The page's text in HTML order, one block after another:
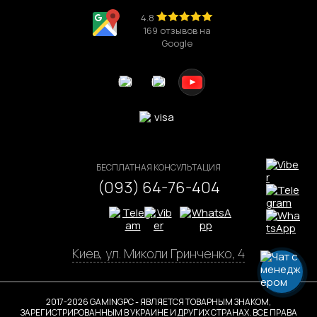
💰по цене 70 490 грн
Игровой компьютер Core Ultra 7 265K / RTX
💰по цене 350 776 грн
2026 года это:
Игровой компьютер Core i3 13100 / RTX 3050 /
Игровой компьютер Ryzen 9 9950X3D / RTX
4.8
169 отзывов на
Google
БЕСПЛАТНАЯ КОНСУЛЬТАЦИЯ
(093) 64-76-404
Киев, ул. Миколи Гринченко, 4
2017-2026 GAMINGPC - ЯВЛЯЕТСЯ ТОВАРНЫМ ЗНАКОМ,
ЗАРЕГИСТРИРОВАННЫМ В УКРАИНЕ И ДРУГИХ СТРАНАХ. ВСЕ ПРАВА